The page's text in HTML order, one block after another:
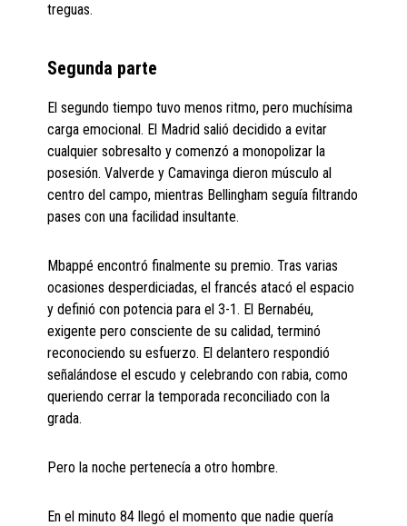
treguas.
Segunda parte
El segundo tiempo tuvo menos ritmo, pero muchísima
carga emocional. El Madrid salió decidido a evitar
cualquier sobresalto y comenzó a monopolizar la
posesión. Valverde y Camavinga dieron músculo al
centro del campo, mientras Bellingham seguía filtrando
pases con una facilidad insultante.
Mbappé encontró finalmente su premio. Tras varias
ocasiones desperdiciadas, el francés atacó el espacio
y definió con potencia para el 3-1. El Bernabéu,
exigente pero consciente de su calidad, terminó
reconociendo su esfuerzo. El delantero respondió
señalándose el escudo y celebrando con rabia, como
queriendo cerrar la temporada reconciliado con la
grada.
Pero la noche pertenecía a otro hombre.
En el minuto 84 llegó el momento que nadie quería